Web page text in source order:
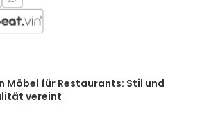
Möbel für Restaurants: Stil und
vereint